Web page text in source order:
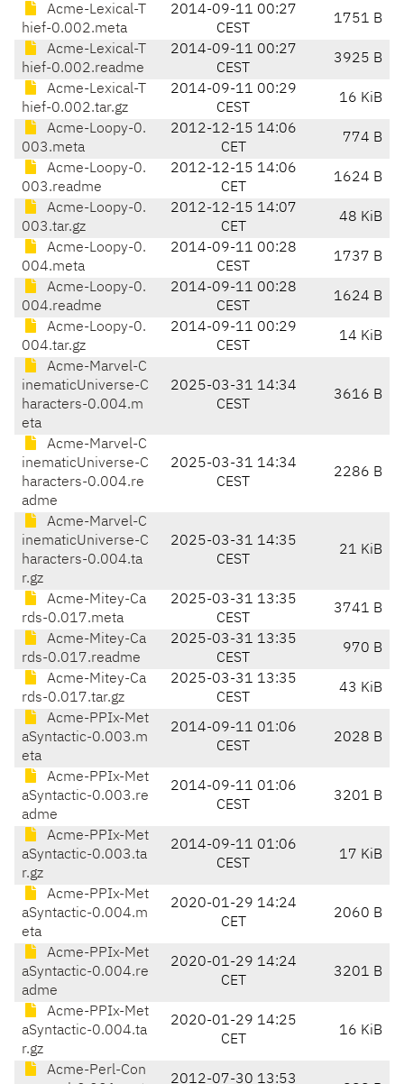
Acme-Lexical-T
hief-0.002.meta
2014-09-11 00:27
CEST
1751 B
Acme-Lexical-T
hief-0.002.readme
2014-09-11 00:27
CEST
3925 B
Acme-Lexical-T
hief-0.002.tar.gz
2014-09-11 00:29
CEST
16 KiB
Acme-Loopy-0.
003.meta
2012-12-15 14:06
CET
774 B
Acme-Loopy-0.
003.readme
2012-12-15 14:06
CET
1624 B
Acme-Loopy-0.
003.tar.gz
2012-12-15 14:07
CET
48 KiB
Acme-Loopy-0.
004.meta
2014-09-11 00:28
CEST
1737 B
Acme-Loopy-0.
004.readme
2014-09-11 00:28
CEST
1624 B
Acme-Loopy-0.
004.tar.gz
2014-09-11 00:29
CEST
14 KiB
Acme-Marvel-C
inematicUniverse-C
haracters-0.004.m
eta
2025-03-31 14:34
CEST
3616 B
Acme-Marvel-C
inematicUniverse-C
haracters-0.004.re
adme
2025-03-31 14:34
CEST
2286 B
Acme-Marvel-C
inematicUniverse-C
haracters-0.004.ta
r.gz
2025-03-31 14:35
CEST
21 KiB
Acme-Mitey-Ca
rds-0.017.meta
2025-03-31 13:35
CEST
3741 B
Acme-Mitey-Ca
rds-0.017.readme
2025-03-31 13:35
CEST
970 B
Acme-Mitey-Ca
rds-0.017.tar.gz
2025-03-31 13:35
CEST
43 KiB
Acme-PPIx-Met
aSyntactic-0.003.m
eta
2014-09-11 01:06
CEST
2028 B
Acme-PPIx-Met
aSyntactic-0.003.re
adme
2014-09-11 01:06
CEST
3201 B
Acme-PPIx-Met
aSyntactic-0.003.ta
r.gz
2014-09-11 01:06
CEST
17 KiB
Acme-PPIx-Met
aSyntactic-0.004.m
eta
2020-01-29 14:24
CET
2060 B
Acme-PPIx-Met
aSyntactic-0.004.re
adme
2020-01-29 14:24
CET
3201 B
Acme-PPIx-Met
aSyntactic-0.004.ta
r.gz
2020-01-29 14:25
CET
16 KiB
Acme-Perl-Con
2012-07-30 13:53